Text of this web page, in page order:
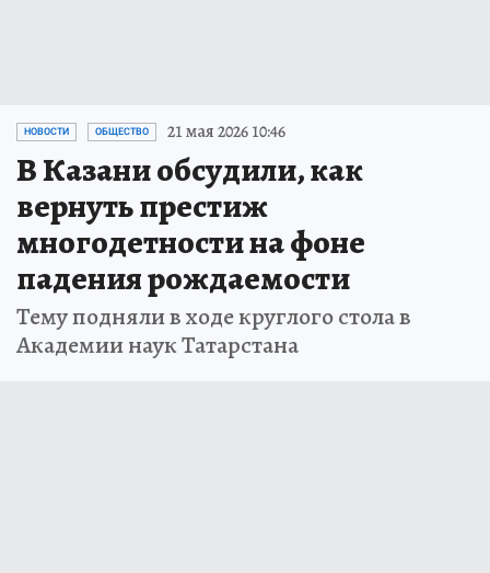
НОВОСТИ ОБЩЕСТВО 21 мая 2026 10:46
В Казани обсудили, как
вернуть престиж
многодетности на фоне
падения рождаемости
Тему подняли в ходе круглого стола в
Академии наук Татарстана